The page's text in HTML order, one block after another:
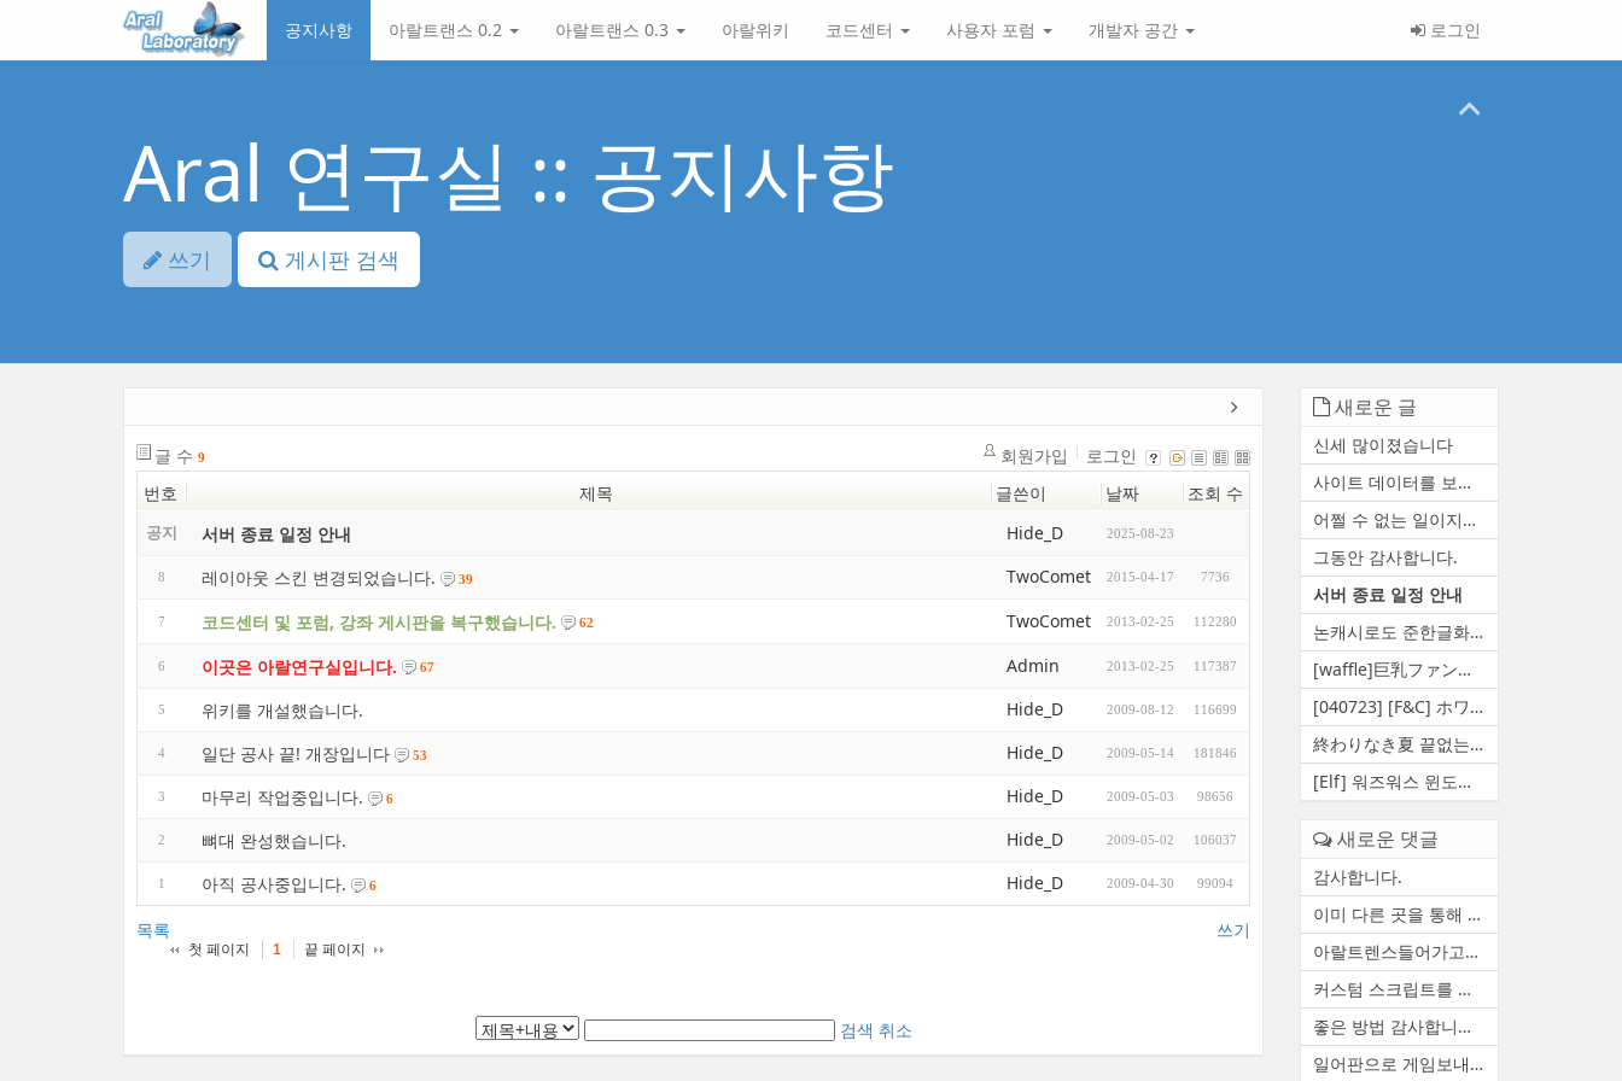
바
메
뉴
토
공지사항 아랄트랜스 0.2 아랄트랜스 0.3 아랄위키 코드센터 사용자 포럼 개발자 공간 로그인
Aral 연구실 :: 공지사항
쓰기 게시판 검색
글 수 9 회원가입
로그인
번호
제목 글쓴이 날짜 조회 수
공지 서버 종료 일정 안내 Hide_D 2025-08-23
8 레이아웃 스킨 변경되었습니다. 39 TwoComet 2015-04-17 7736
7 코드센터 및 포럼, 강좌 게시판을 복구했습니다. 62 TwoComet 2013-02-25 112280
6 이곳은 아랄연구실입니다. 67 Admin 2013-02-25 117387
5 위키를 개설했습니다. Hide_D 2009-08-12 116699
4 일단 공사 끝! 개장입니다 53 Hide_D 2009-05-14 181846
3 마무리 작업중입니다. 6 Hide_D 2009-05-03 98656
2 뼈대 완성했습니다. Hide_D 2009-05-02 106037
1 아직 공사중입니다. 6 Hide_D 2009-04-30 99094
목록 쓰기
첫 페이지 1 끝 페이지
검색 취소
새로운 글
신세 많이졌습니다
사이트 데이터를 보존하거나 ...
어쩔 수 없는 일이지만 참 아...
그동안 감사합니다.
서버 종료 일정 안내
논캐시로도 준한글화 만들 수 ...
[waffle]巨乳ファンタジー5 王...
[040723] [F&C] ホワイト...
終わりなき夏 끝없는여름 영원...
[Elf] 워즈워스 윈도우 10 대...
새로운 댓글
감사합니다.
이미 다른 곳을 통해 자료 백...
아랄트렌스들어가고요 함수하...
커스텀 스크립트를 정상적으로...
좋은 방법 감사합니다. 한번 ...
일어판으로 게임보내줄수있습니다